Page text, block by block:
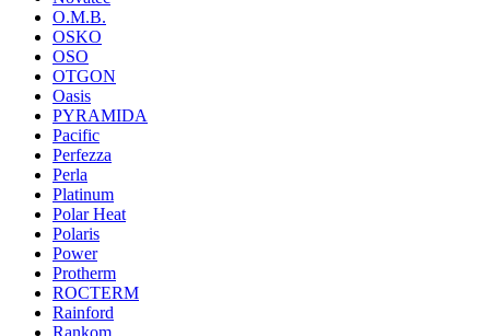
O.M.B.
OSKO
OSO
OTGON
Oasis
PYRAMIDA
Pacific
Perfezza
Perla
Platinum
Polar Heat
Polaris
Power
Protherm
ROCTERM
Rainford
Rankom